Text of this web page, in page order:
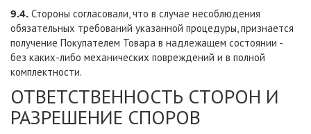
9.4. Стороны согласовали, что в случае несоблюдения
обязательных требований указанной процедуры, признается
получение Покупателем Товара в надлежащем состоянии -
без каких-либо механических повреждений и в полной
комплектности.
ОТВЕТСТВЕННОСТЬ СТОРОН И
РАЗРЕШЕНИЕ СПОРОВ